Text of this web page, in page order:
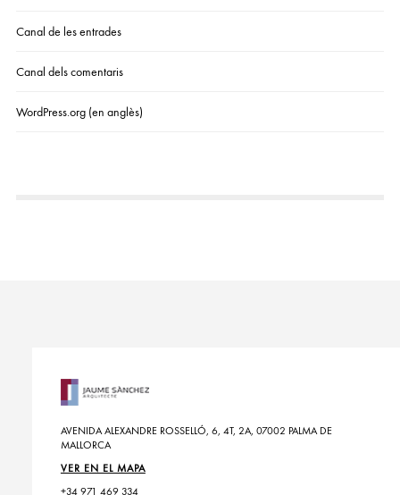
Canal de les entrades
Canal dels comentaris
WordPress.org (en anglès)
AVENIDA ALEXANDRE ROSSELLÓ, 6, 4T, 2A, 07002 PALMA DE
MALLORCA
VER EN EL MAPA
+34 971 469 334